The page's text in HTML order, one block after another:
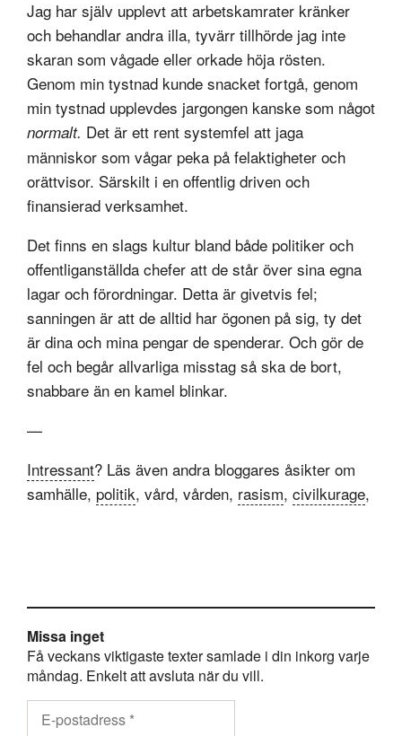
Jag har själv upplevt att arbetskamrater kränker
och behandlar andra illa, tyvärr tillhörde jag inte
skaran som vågade eller orkade höja rösten.
Genom min tystnad kunde snacket fortgå, genom
min tystnad upplevdes jargongen kanske som något
normalt. Det är ett rent systemfel att jaga
människor som vågar peka på felaktigheter och
orättvisor. Särskilt i en offentlig driven och
finansierad verksamhet.
Det finns en slags kultur bland både politiker och
offentliganställda chefer att de står över sina egna
lagar och förordningar. Detta är givetvis fel;
sanningen är att de alltid har ögonen på sig, ty det
är dina och mina pengar de spenderar. Och gör de
fel och begår allvarliga misstag så ska de bort,
snabbare än en kamel blinkar.
—
Intressant? Läs även andra bloggares åsikter om
samhälle, politik, vård, vården, rasism, civilkurage,
Missa inget
Få veckans viktigaste texter samlade i din inkorg varje
måndag. Enkelt att avsluta när du vill.